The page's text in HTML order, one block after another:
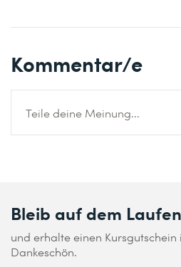
Kommentar/e
Teile deine Meinung...
Bleib auf dem
und erhalte einen Kursgutschein
Dankeschön.